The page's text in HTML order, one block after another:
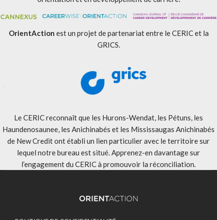
OrientAction est un projet de partenariat entre le CERIC et la
GRICS.
Le CERIC reconnaît que les Hurons-Wendat, les Pétuns, les
Haundenosaunee, les Anichinabés et les Mississaugas Anichinabés
de New Credit ont établi un lien particulier avec le territoire sur
lequel notre bureau est situé. Apprenez-en davantage sur
l’engagement du CERIC à promouvoir la réconciliation.